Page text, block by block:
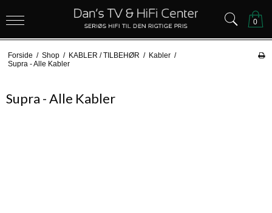
0
Forside / Shop / KABLER / TILBEHØR / Kabler /
Supra - Alle Kabler
Supra - Alle Kabler